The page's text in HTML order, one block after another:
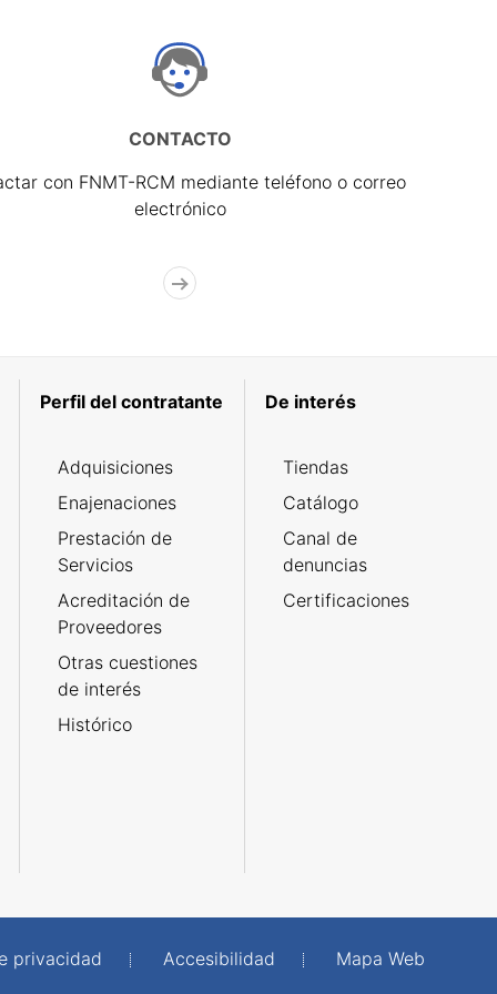
CONTACTO
con FNMT-RCM mediante teléfono o correo
electrónico
Perfil del contratante
Adquisiciones
Enajenaciones
Prestación de
Servicios
Acreditación de
Proveedores
Otras cuestiones
de interés
Histórico
De interés
Tiendas
Catálogo
Canal de
denuncias
Certificaciones
privacidad Accesibilidad
Mapa Web